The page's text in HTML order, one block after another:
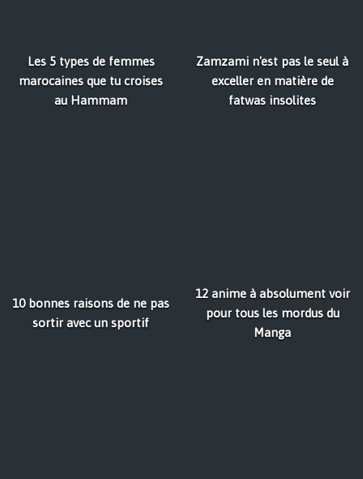
Les 5 types de femmes
marocaines que tu croises
au Hammam
Zamzami n'est pas le seul à
exceller en matière de
fatwas insolites
10 bonnes raisons de ne pas
sortir avec un sportif
12 anime à absolument voir
pour tous les mordus du
Manga